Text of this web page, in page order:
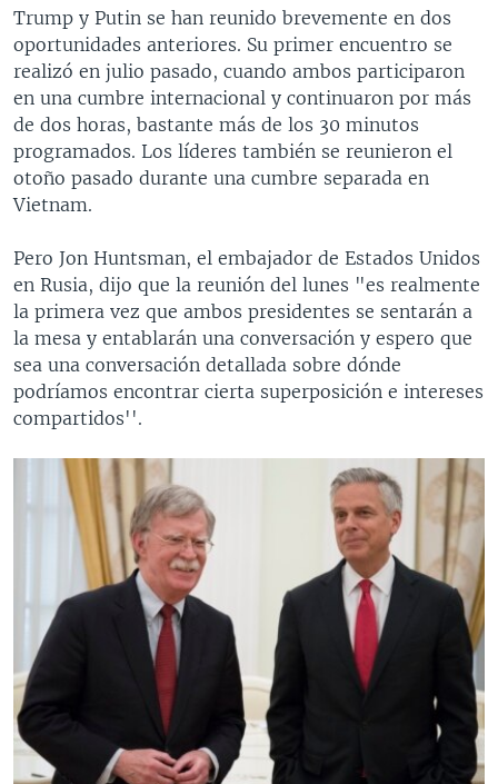
​Trump y Putin se han reunido brevemente en dos
oportunidades anteriores. Su primer encuentro se
realizó en julio pasado, cuando ambos participaron
en una cumbre internacional y continuaron por más
de dos horas, bastante más de los 30 minutos
programados. Los líderes también se reunieron el
otoño pasado durante una cumbre separada en
Vietnam.
Pero Jon Huntsman, el embajador de Estados Unidos
en Rusia, dijo que la reunión del lunes "es realmente
la primera vez que ambos presidentes se sentarán a
la mesa y entablarán una conversación y espero que
sea una conversación detallada sobre dónde
podríamos encontrar cierta superposición e intereses
compartidos''.